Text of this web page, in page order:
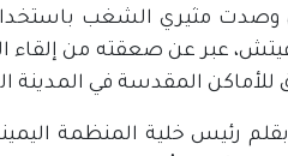
مثيري الشغب باستخدام
عبر عن صعقته من إلقاء
المقدسة في المدينة
في مقالة نشرتها الصحيفة بتاريخ 9.10.2012 بقلم